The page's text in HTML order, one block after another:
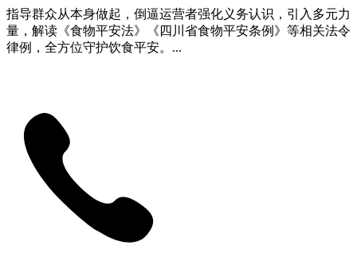
指导群众从本身做起，倒逼运营者强化义务认识，引入多元力
量，解读《食物平安法》《四川省食物平安条例》等相关法令
律例，全方位守护饮食平安。...